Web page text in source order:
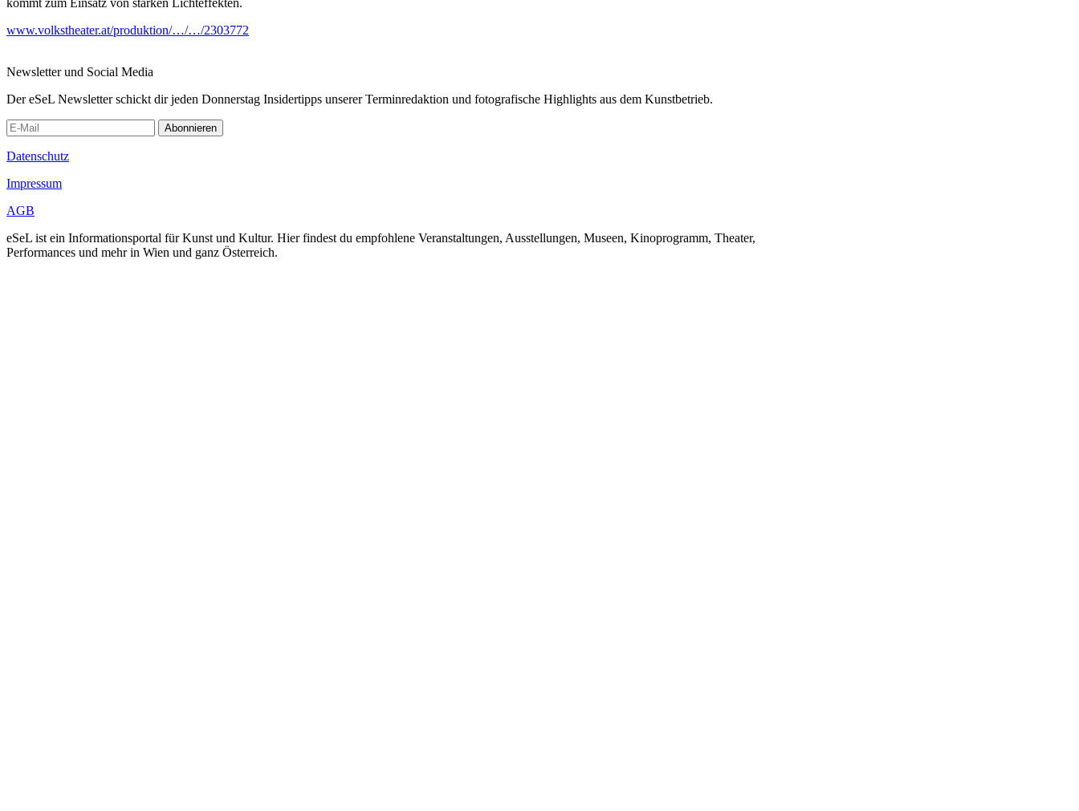
www.volkstheater.at/produktion/…/…/2303772
Newsletter und Social Media
Der eSeL Newsletter schickt dir jeden Donnerstag Insidertipps unserer Terminredaktion und fotografische Highlights aus dem Kunstbetrieb.
Abonnieren
Datenschutz
Impressum
AGB
eSeL ist ein Informationsportal für Kunst und Kultur. Hier findest du empfohlene Veranstaltungen, Ausstellungen, Museen, Kinoprogramm, Theater,
Performances und mehr in Wien und ganz Österreich.